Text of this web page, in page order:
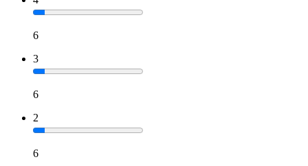
6
3
6
2
6